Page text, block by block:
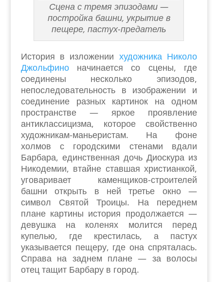
Сцена с тремя эпизодами —
постройка башни, укрытие в
пещере, пастух-предатель
История в изложении художника Николо
Джольфиноначинается со сцены, где
соединены несколько эпизодов,
непоследовательность в изображении и
соединение разных картинок на одном
пространстве — яркое проявление
антиклассицизма, которое свойственно
художникам-маньеристам. На фоне
холмов с городскими стенами вдали
Барбара, единственная дочь Диоскура из
Никодемии, втайне ставшая христианкой,
уговаривает каменщиков-строителей
башни открыть в ней третье окно —
символ Святой Троицы. На переднем
плане картины история продолжается —
девушка на коленях молится перед
купелью, где крестилась, а пастух
указывается пещеру, где она спряталась.
Справа на заднем плане — за волосы
отец тащит Барбару в город.